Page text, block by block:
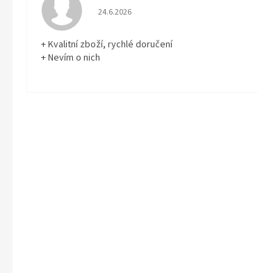
Hodnocení obchodu je 5 z 5 hvězdiček.
24.6.2026
+ Kvalitní zboží, rychlé doručení
+ Nevím o nich